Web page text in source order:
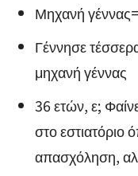
Μηχανή
Γέννησε
μηχανή γέννας
36 ετών, ε;
στο εστιατόριο
απασχόληση,